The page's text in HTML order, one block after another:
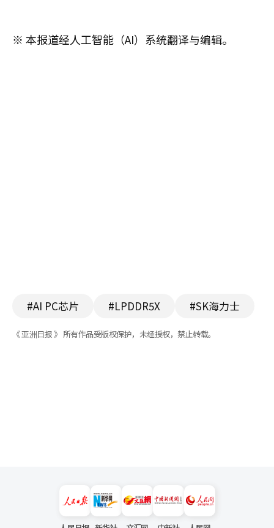
※ 本报道经人工智能（AI）系统翻译与编辑。
#AI PC芯片 #LPDDR5X #SK海力士
《 亚洲日报 》 所有作品受版权保护，未经授权，禁止转载。